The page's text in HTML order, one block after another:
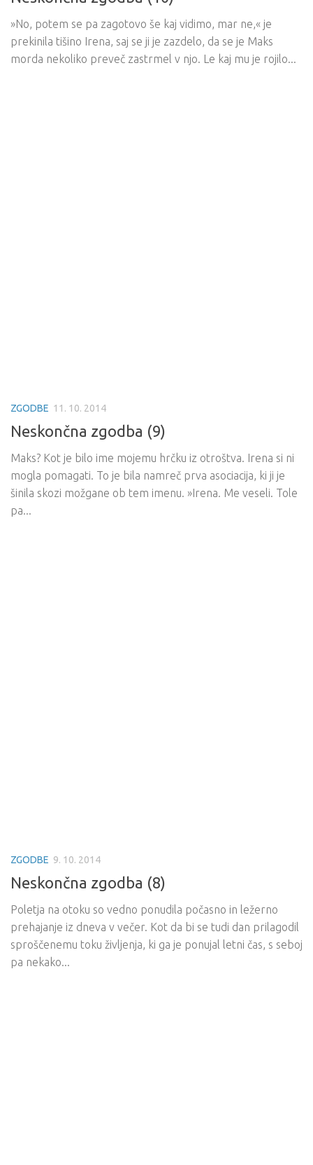
»No, potem se pa zagotovo še kaj vidimo, mar ne,« je
prekinila tišino Irena, saj se ji je zazdelo, da se je Maks
morda nekoliko preveč zastrmel v njo. Le kaj mu je rojilo...
ZGODBE 11. 10. 2014
Neskončna zgodba (9)
Maks? Kot je bilo ime mojemu hrčku iz otroštva. Irena si ni
mogla pomagati. To je bila namreč prva asociacija, ki ji je
šinila skozi možgane ob tem imenu. »Irena. Me veseli. Tole
pa...
ZGODBE 9. 10. 2014
Neskončna zgodba (8)
Poletja na otoku so vedno ponudila počasno in ležerno
prehajanje iz dneva v večer. Kot da bi se tudi dan prilagodil
sproščenemu toku življenja, ki ga je ponujal letni čas, s seboj
pa nekako...